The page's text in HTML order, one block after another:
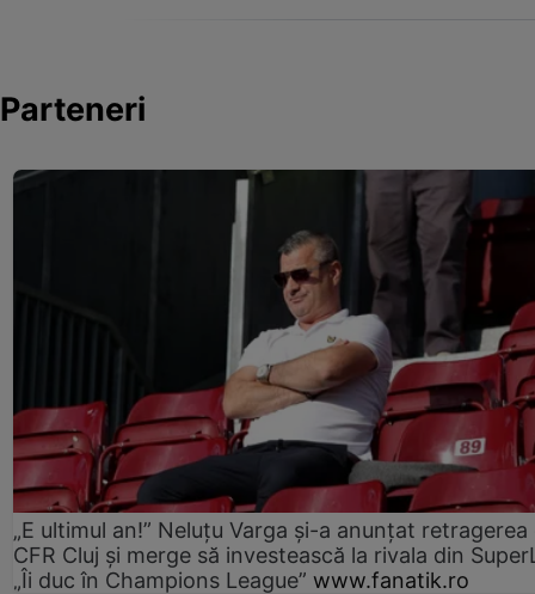
Parteneri
„E ultimul an!” Neluțu Varga și-a anunțat retragerea
CFR Cluj și merge să investească la rivala din
„Îi duc în Champions League” www.fanatik.ro